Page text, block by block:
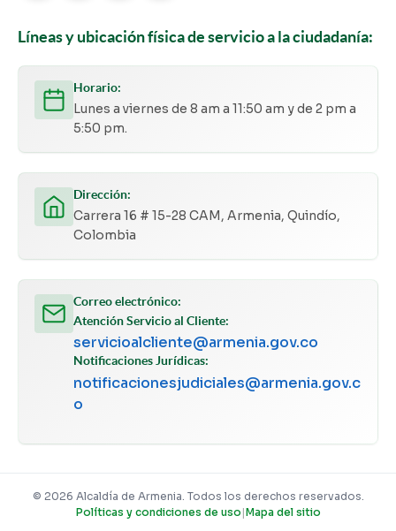
Líneas y ubicación física de servicio a la ciudadanía:
Horario:
Lunes a viernes de 8 am a 11:50 am y de 2 pm a
5:50 pm.
Dirección:
Carrera 16 # 15-28 CAM, Armenia, Quindío,
Colombia
Correo electrónico:
Atención Servicio al Cliente:
servicioalcliente@armenia.gov.co
Notificaciones Jurídicas:
notificacionesjudiciales@armenia.gov.c
o
© 2026 Alcaldía de Armenia. Todos los derechos reservados.
Políticas y condiciones de uso |Mapa del sitio